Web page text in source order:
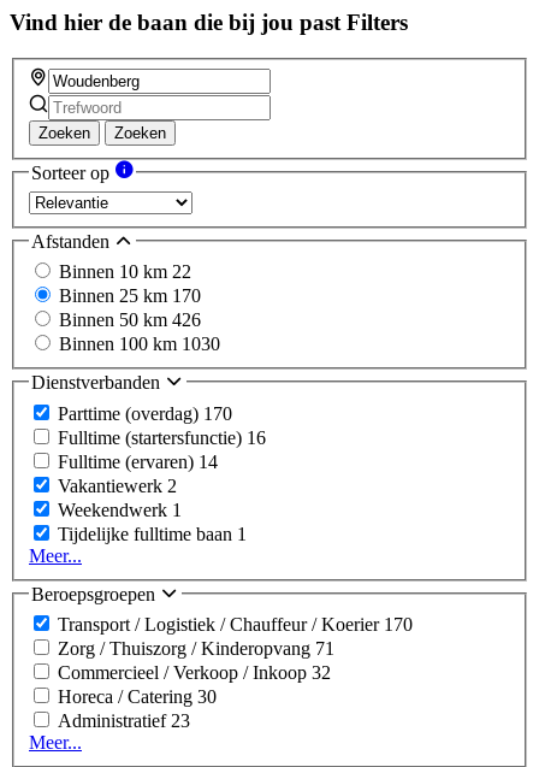
Vind hier de baan die bij jou past Filters
Zoeken Zoeken
Sorteer op
Afstanden
Binnen 10 km 22
Binnen 25 km 170
Binnen 50 km 426
Binnen 100 km 1030
Dienstverbanden
Parttime (overdag) 170
Fulltime (startersfunctie) 16
Fulltime (ervaren) 14
Vakantiewerk 2
Weekendwerk 1
Tijdelijke fulltime baan 1
Meer...
Beroepsgroepen
Transport / Logistiek / Chauffeur / Koerier 170
Zorg / Thuiszorg / Kinderopvang 71
Commercieel / Verkoop / Inkoop 32
Horeca / Catering 30
Administratief23
Meer...